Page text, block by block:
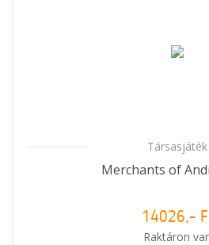
Társasjáték
Merchants of
14026,-
Raktáron